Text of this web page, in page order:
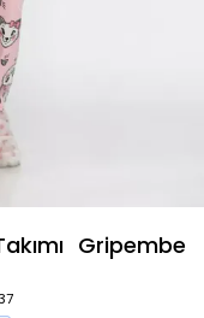
Gripembe